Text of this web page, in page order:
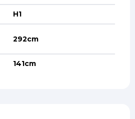
H1
292cm
141cm